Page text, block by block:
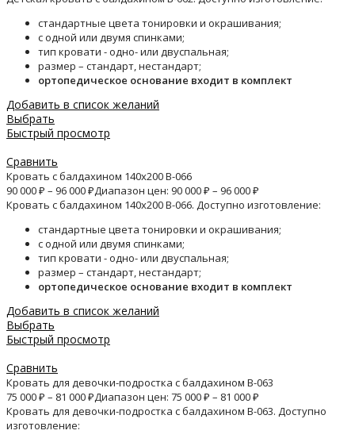
стандартные цвета тонировки и окрашивания;
с одной или двумя спинками;
тип кровати - одно- или двуспальная;
размер – стандарт, нестандарт;
ортопедическое основание входит в комплект
Добавить в список желаний
Выбрать
Быстрый просмотр
Сравнить
Кровать с балдахином 140х200 B-066
90 000₽ – 96 000₽Диапазон цен: 90 000 ₽ – 96 000 ₽
Кровать с балдахином 140х200 B-066. Доступно изготовление:
стандартные цвета тонировки и окрашивания;
с одной или двумя спинками;
тип кровати - одно- или двуспальная;
размер – стандарт, нестандарт;
ортопедическое основание входит в комплект
Добавить в список желаний
Выбрать
Быстрый просмотр
Сравнить
Кровать для девочки-подростка с балдахином B-063
75 000₽ – 81 000₽Диапазон цен: 75 000 ₽ – 81 000 ₽
Кровать для девочки-подростка с балдахином B-063. Доступно
изготовление: